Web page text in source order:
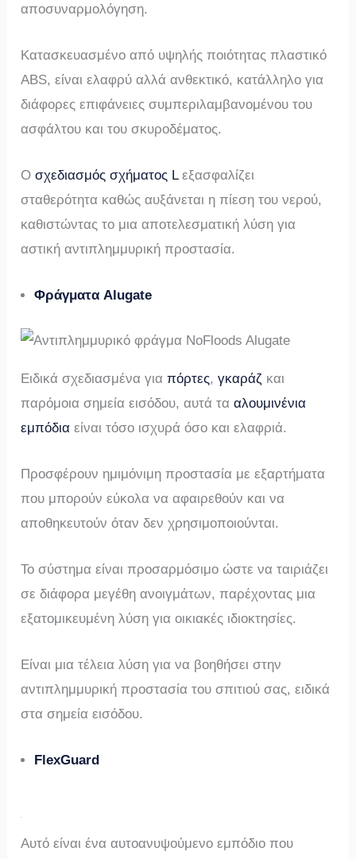
αποσυναρμολόγηση.
Κατασκευασμένο από υψηλής ποιότητας πλαστικό
ABS, είναι ελαφρύ αλλά ανθεκτικό, κατάλληλο για
διάφορες επιφάνειες συμπεριλαμβανομένου του
ασφάλτου και του σκυροδέματος.
Οσχεδιασμός σχήματος Lεξασφαλίζει
σταθερότητα καθώς αυξάνεται η πίεση του νερού,
καθιστώντας το μια αποτελεσματική λύση για
αστική αντιπλημμυρική προστασία.
Φράγματα Alugate
Ειδικά σχεδιασμένα γιαπόρτες,γκαράζ και
παρόμοια σημεία εισόδου, αυτά τααλουμινένια
εμπόδια είναι τόσο ισχυρά όσο και ελαφριά.
Προσφέρουν ημιμόνιμη προστασία με εξαρτήματα
που μπορούν εύκολα να αφαιρεθούν και να
αποθηκευτούν όταν δεν χρησιμοποιούνται.
Το σύστημα είναι προσαρμόσιμο ώστε να ταιριάζει
σε διάφορα μεγέθη ανοιγμάτων, παρέχοντας μια
εξατομικευμένη λύση για οικιακές ιδιοκτησίες.
Είναι μια τέλεια λύση για να βοηθήσει στην
αντιπλημμυρική προστασία του σπιτιού σας, ειδικά
στα σημεία εισόδου.
FlexGuard
Αυτό είναι ένα αυτοανυψούμενο εμπόδιο που